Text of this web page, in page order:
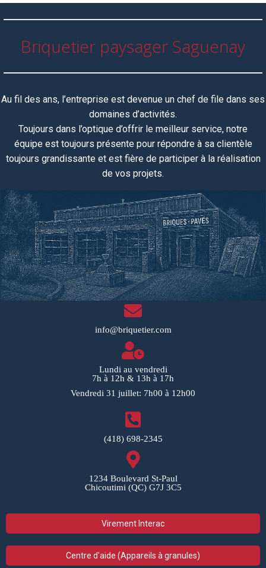
Briquetier paysager Saguenay
Au fil des ans, l’entreprise est devenue un chef de file dans ses
domaines d’activités.
Toujours dans l’optique d’offrir le meilleur service, notre
équipe est toujours présente pour répondre à sa clientèle
toujours grandissante et est fière de participer à la réalisation
de vos projets.
info@briquetier.com
Lundi au vendredi
7h à 12h & 13h à 17h
Vendredi 31 juillet: 7h00 à 12h00
(418) 698-2345
1234 Boulevard St-Paul
Chicoutimi (QC) G7J 3C5
Virement Interac
Centre d'aide (Appareils à granules)